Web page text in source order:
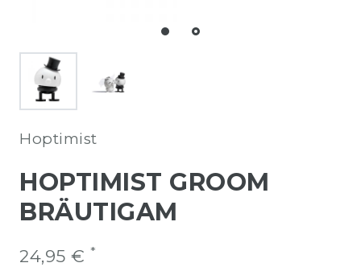
Hoptimist
HOPTIMIST GROOM
BRÄUTIGAM
24,95 € *